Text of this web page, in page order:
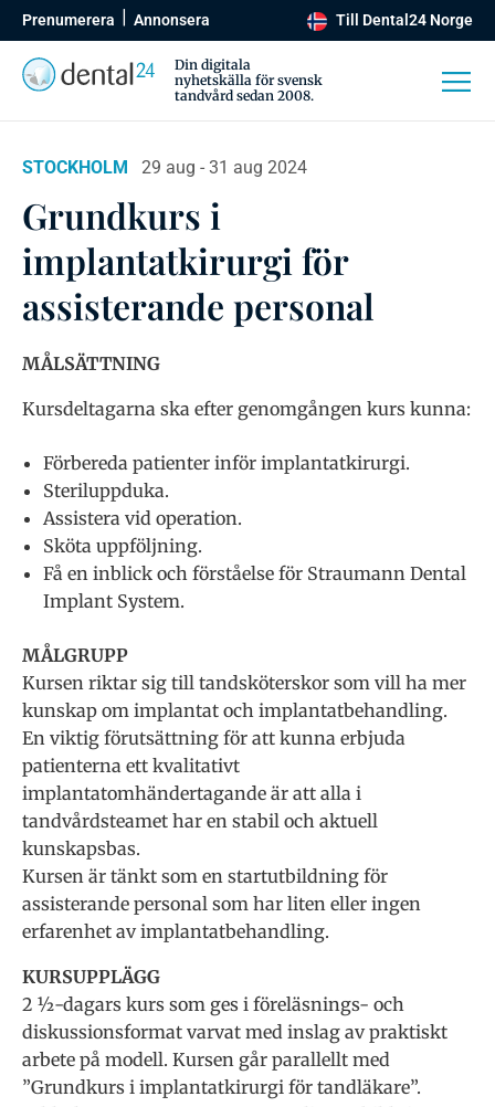
Prenumerera Annonsera Till Dental24 Norge
Din digitala
nyhetskälla för svensk
tandvård sedan 2008.
STOCKHOLM 29 aug - 31 aug 2024
Grundkurs i
implantatkirurgi för
assisterande personal
MÅLSÄTTNING
Kursdeltagarna ska efter genomgången kurs kunna:
Förbereda patienter inför implantatkirurgi.
Steriluppduka.
Assistera vid operation.
Sköta uppföljning.
Få en inblick och förståelse för Straumann Dental
Implant System.
MÅLGRUPP
Kursen riktar sig till tandsköterskor som vill ha mer
kunskap om implantat och implantatbehandling.
En viktig förutsättning för att kunna erbjuda
patienterna ett kvalitativt
implantatomhändertagande är att alla i
tandvårdsteamet har en stabil och aktuell
kunskapsbas.
Kursen är tänkt som en startutbildning för
assisterande personal som har liten eller ingen
erfarenhet av implantatbehandling.
KURSUPPLÄGG
2 ½-dagars kurs som ges i föreläsnings- och
diskussionsformat varvat med inslag av praktiskt
arbete på modell. Kursen går parallellt med
”Grundkurs i implantatkirurgi för tandläkare”.